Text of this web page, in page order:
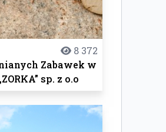
8 372
Zabawek w
sp. z o.o